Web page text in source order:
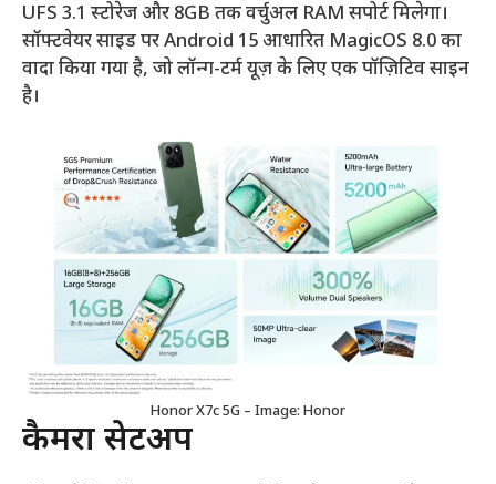
UFS 3.1 स्टोरेज और 8GB तक वर्चुअल RAM सपोर्ट मिलेगा।
सॉफ्टवेयर साइड पर Android 15 आधारित MagicOS 8.0 का
वादा किया गया है, जो लॉन्ग-टर्म यूज़ के लिए एक पॉज़िटिव साइन
है।
Honor X7c 5G – Image: Honor
कैमरा सेटअप